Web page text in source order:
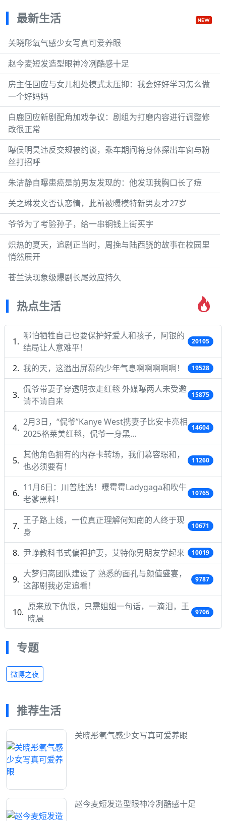
最新生活
关晓彤氧气感少女写真可爱养眼
赵今麦短发造型眼神冷冽酷感十足
房主任回应与女儿相处模式太压抑：我会好好学习怎么做
一个好妈妈
白鹿回应新剧配角加戏争议：剧组为打磨内容进行调整修
改很正常
曝侯明昊违反交规被约谈，乘车期间将身体探出车窗与粉
丝打招呼
朱洁静自曝患癌是前男友发现的：他发现我胸口长了痘
关之琳发文否认恋情，此前被曝模特新男友才27岁
爷爷为了考验孙子，给一串铜钱上街买字
炽热的夏天，追剧正当时，周挽与陆西骁的故事在校园里
悄然展开
苍兰诀现象级爆剧长尾效应持久
热点生活
哪怕牺牲自己也要保护好爱人和孩子，阿银的
结局让人意难平！
20105
我的天，这溢出屏幕的少年气息啊啊啊啊啊！ 19528
侃爷带妻子穿透明衣走红毯 外媒曝两人未受邀
请不请自来
15875
2月3日，“侃爷”Kanye West携妻子比安卡亮相
2025格莱美红毯，侃爷一身黑…
14604
其他角色拥有的内存卡转场，我们慕容璟和，
也必须要有！
11260
11月6日：川普胜选！曝霉霉Ladygaga和吹牛
老爹黑料！
10765
王子路上线，一位真正理解何知南的人终于现
身
10671
尹峥教科书式偏袒护妻，艾特你男朋友学起来 10019
大梦归离团队建设了 熟悉的面孔与颜值盛宴，
这部剧我必定追看！
9787
原来放下仇恨，只需姐姐一句话，一滴泪，王
晓晨
9706
专题
微博之夜
推荐生活
关晓彤氧气感少女写真可爱养眼
赵今麦短发造型眼神冷冽酷感十足